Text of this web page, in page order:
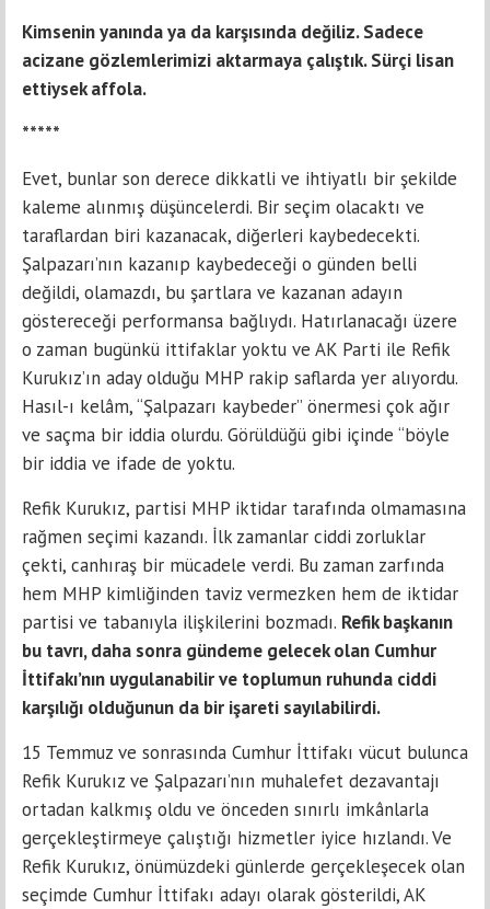
Kimsenin yanında ya da karşısında değiliz. Sadece
acizane gözlemlerimizi aktarmaya çalıştık. Sürçi lisan
ettiysek affola.
*****
Evet, bunlar son derece dikkatli ve ihtiyatlı bir şekilde
kaleme alınmış düşüncelerdi. Bir seçim olacaktı ve
taraflardan biri kazanacak, diğerleri kaybedecekti.
Şalpazarı’nın kazanıp kaybedeceği o günden belli
değildi, olamazdı, bu şartlara ve kazanan adayın
göstereceği performansa bağlıydı. Hatırlanacağı üzere
o zaman bugünkü ittifaklar yoktu ve AK Parti ile Refik
Kurukız’ın aday olduğu MHP rakip saflarda yer alıyordu.
Hasıl-ı kelâm, “Şalpazarı kaybeder” önermesi çok ağır
ve saçma bir iddia olurdu. Görüldüğü gibi içinde “böyle
bir iddia ve ifade de yoktu.
Refik Kurukız, partisi MHP iktidar tarafında olmamasına
rağmen seçimi kazandı. İlk zamanlar ciddi zorluklar
çekti, canhıraş bir mücadele verdi. Bu zaman zarfında
hem MHP kimliğinden taviz vermezken hem de iktidar
partisi ve tabanıyla ilişkilerini bozmadı. Refik başkanın
bu tavrı, daha sonra gündeme gelecek olan Cumhur
İttifakı’nın uygulanabilir ve toplumun ruhunda ciddi
karşılığı olduğunun da bir işareti sayılabilirdi.
15 Temmuz ve sonrasında Cumhur İttifakı vücut bulunca
Refik Kurukız ve Şalpazarı’nın muhalefet dezavantajı
ortadan kalkmış oldu ve önceden sınırlı imkânlarla
gerçekleştirmeye çalıştığı hizmetler iyice hızlandı. Ve
Refik Kurukız, önümüzdeki günlerde gerçekleşecek olan
seçimde Cumhur İttifakı adayı olarak gösterildi, AK